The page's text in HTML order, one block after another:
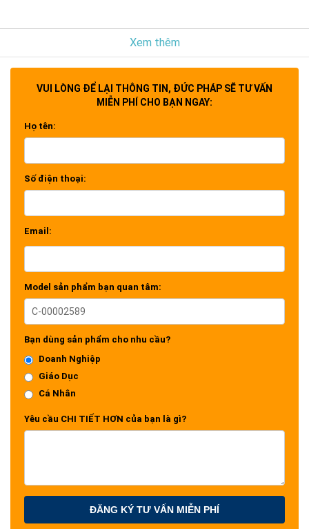
Xem thêm
VUI LÒNG ĐỂ LẠI THÔNG TIN, ĐỨC PHÁP SẼ TƯ VẤN
MIỄN PHÍ CHO BẠN NGAY:
Họ tên:
Số điện thoại:
Email:
Model sản phẩm bạn quan tâm:
Bạn dùng sản phẩm cho nhu cầu?
Doanh Nghiệp
Giáo Dục
Cá Nhân
Yêu cầu CHI TIẾT HƠN của bạn là gì?
ĐĂNG KÝ TƯ VẤN MIỄN PHÍ